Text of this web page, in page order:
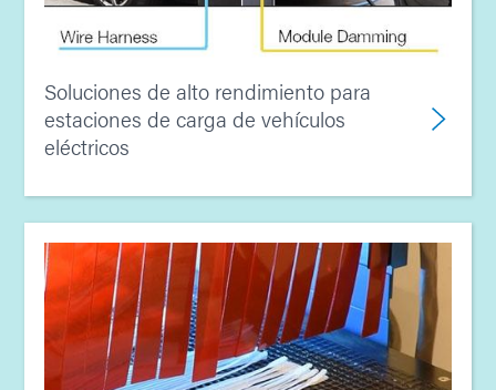
Soluciones de alto rendimiento para
estaciones de carga de vehículos
eléctricos